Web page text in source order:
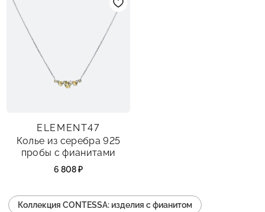
ELEMENT47
Колье из серебра 925
пробы с фианитами
6 808 ₽
Коллекция CONTESSA: изделия с фианитом